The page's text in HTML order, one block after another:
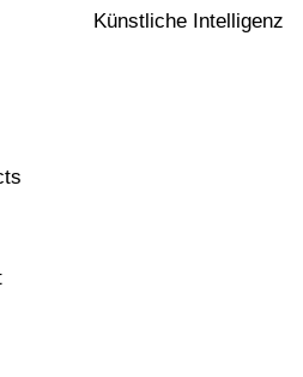
Künstliche Intelligenz